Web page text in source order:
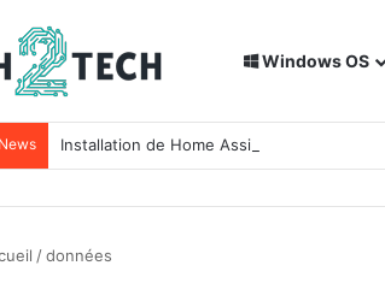
Windows OS
Installation de Home Assistant sur un NAS
/données